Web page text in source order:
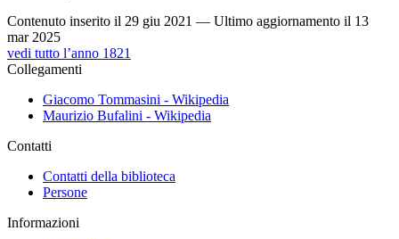
Contenuto inserito il 29 giu 2021 — Ultimo aggiornamento il 13
mar 2025
vedi tutto l’anno 1821
Collegamenti
Giacomo Tommasini - Wikipedia
Maurizio Bufalini - Wikipedia
Contatti
Contatti della biblioteca
Persone
Informazioni